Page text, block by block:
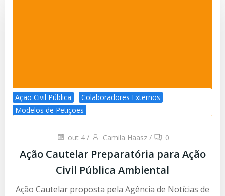
Ação Civil Pública
Colaboradores Externos
Modelos de Petições
out 4 / Camila Haasz / 0
Ação Cautelar Preparatória para Ação
Civil Pública Ambiental
Ação Cautelar proposta pela Agência de Notícias de